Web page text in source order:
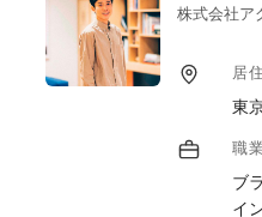
サイトなど
海外進出支
り組む農
たいと考
ージャー1
ーナルブラ
ランディ
株式会社ア
居
東
職業
ブ
イ